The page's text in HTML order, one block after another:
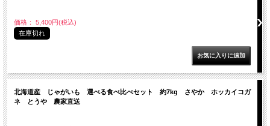
価格： 5,400円(税込)
在庫切れ
北海道産 じゃがいも 選べる食べ比べセット 約7kg さやか ホッカイコガ
ネ とうや 農家直送